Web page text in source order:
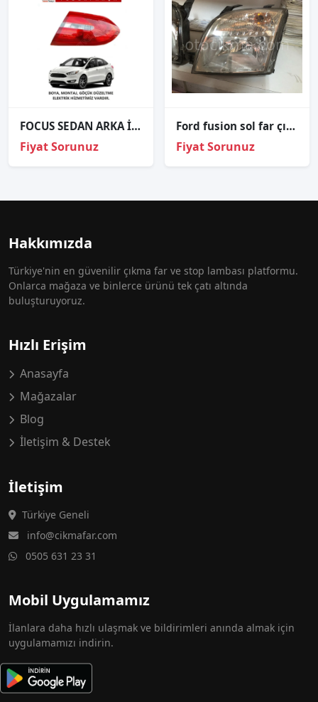
FOCUS SEDAN ARKA İÇ STOP SAĞ SOL 2014 2015 VE ÜZERİ / KAMPANYA
Fiyat Sorunuz
Ford fusion sol far çıkma ORJİNAL
Fiyat Sorunuz
Hakkımızda
Türkiye'nin en güvenilir çıkma far ve stop lambası platformu.
Onlarca mağaza ve binlerce ürünü tek çatı altında
buluşturuyoruz.
Hızlı Erişim
Anasayfa
Mağazalar
Blog
İletişim & Destek
İletişim
Türkiye Geneli
info@cikmafar.com
0505 631 23 31
Mobil Uygulamamız
İlanlara daha hızlı ulaşmak ve bildirimleri anında almak için
uygulamamızı indirin.